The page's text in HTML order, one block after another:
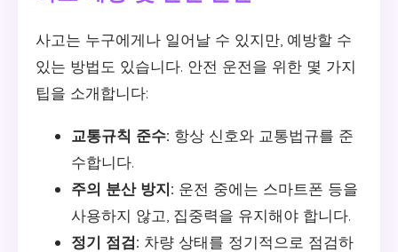
사고는 누구에게나 일어날 수 있지만, 예방할 수
있는 방법도 있습니다. 안전 운전을 위한 몇 가지
팁을 소개합니다:
교통규칙 준수: 항상 신호와 교통법규를 준
수합니다.
주의 분산 방지: 운전 중에는 스마트폰 등을
사용하지 않고, 집중력을 유지해야 합니다.
정기 점검: 차량 상태를 정기적으로 점검하